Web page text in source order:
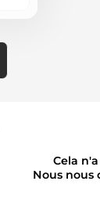
Cela
Nous nous